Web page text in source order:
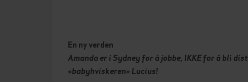
En ny verden
Amanda er i Sydney for å jobbe, IKKE for å bli
«babyhviskeren» Lucius!